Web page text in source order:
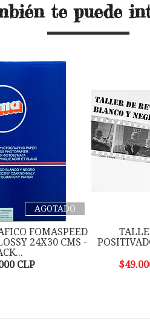
te puede
AGOTADO
FOMASPEED
24X30 CMS -
CLP